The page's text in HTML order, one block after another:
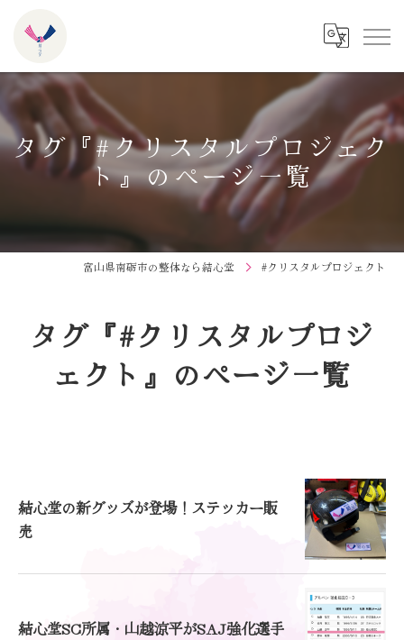
タグ『#クリスタルプロジェク
ト』のページ一覧
富山県南砺市の整体なら結心堂 #クリスタルプロジェクト
タグ『#クリスタルプロジ
ェクト』のページ一覧
結心堂の新グッズが登場！ステッカー販
売
結心堂SC所属・山越涼平がSAJ強化選手